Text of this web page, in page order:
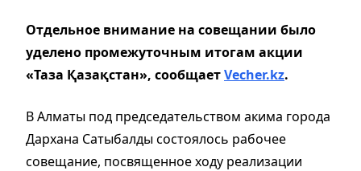
Отдельное внимание на совещании было
уделено промежуточным итогам акции
«Таза Қазақстан», сообщаетVecher.kz.
В Алматы под председательством акима города
Дархана Сатыбалды состоялось рабочее
совещание, посвященное ходу реализации